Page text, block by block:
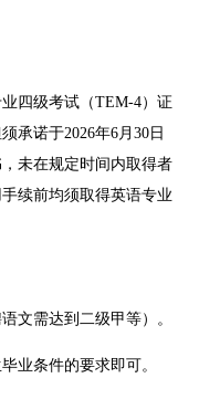
四级考试（TEM-4）证
承诺于2026年6月30日
未在规定时间内取得者
续前均须取得英语专业
文需达到二级甲等）。
业条件的要求即可。